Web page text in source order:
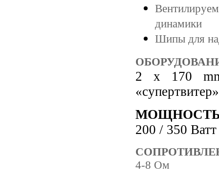
динамики
Шипы для
2 x 170 mm
МОЩНОСТЬ
200 / 350 Ватт
4-8 Ом